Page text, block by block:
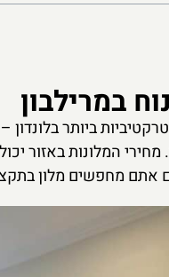
במרילבון
ביותר בלונדון
המלונות באזור
אתם מחפשים מלון